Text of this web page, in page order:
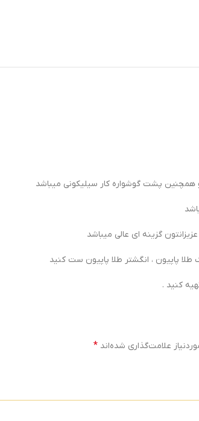
پشت گوشواره کار سیلیکونی میباشد
گزینه ای عالی میباشد
طلا پاپیون ، انگشتر طلا پاپیون ست کنید
کنید .
علامت‌گذاری شده‌اند *